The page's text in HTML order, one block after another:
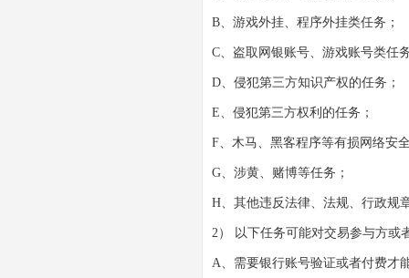
B、游戏外挂、程序外挂类任务；
C、盗取网银账号、游戏账号类任
D、侵犯第三方知识产权的任务；
E、侵犯第三方权利的任务；
F、木马、黑客程序等有损网络安
G、涉黄、赌博等任务；
H、其他违反法律、法规、行政规
2） 以下任务可能对交易参与方或
A、需要银行账号验证或者付费才